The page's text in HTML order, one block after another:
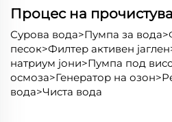
Процес на
Сурова вода>Пумпа за
песок>Филтер активен
натриум јони>Пумпа под
осмоза>Генератор на
вода>Чиста вода